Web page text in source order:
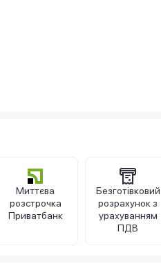
Миттєва
розстрочка
Приватбанк
Безготівковий
розрахунок з
урахуванням
ПДВ